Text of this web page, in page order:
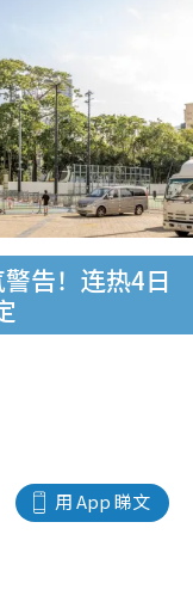
告！连热4日
用 App 睇文